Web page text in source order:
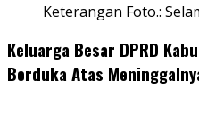
Keterangan Foto.:
Keluarga Besar DPRD
Berduka Atas